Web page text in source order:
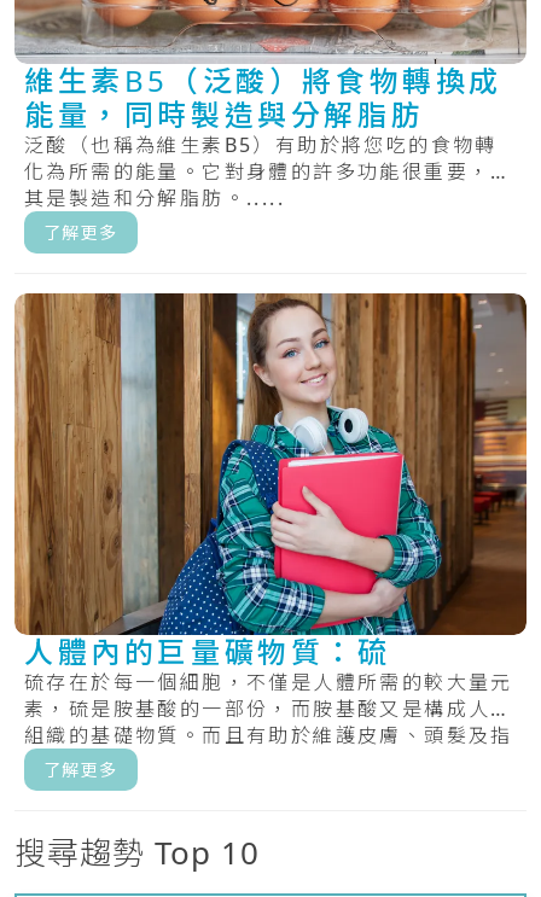
維生素B5（泛酸）將食物轉換成
能量，同時製造與分解脂肪
泛酸（也稱為維生素B5）有助於將您吃的食物轉
化為所需的能量。它對身體的許多功能很重要，尤
其是製造和分解脂肪。.....
了解更多
人體內的巨量礦物質：硫
硫存在於每一個細胞，不僅是人體所需的較大量元
素，硫是胺基酸的一部份，而胺基酸又是構成人體
組織的基礎物質。而且有助於維護皮膚、頭髮及指
甲的.....
了解更多
搜尋趨勢 Top 10